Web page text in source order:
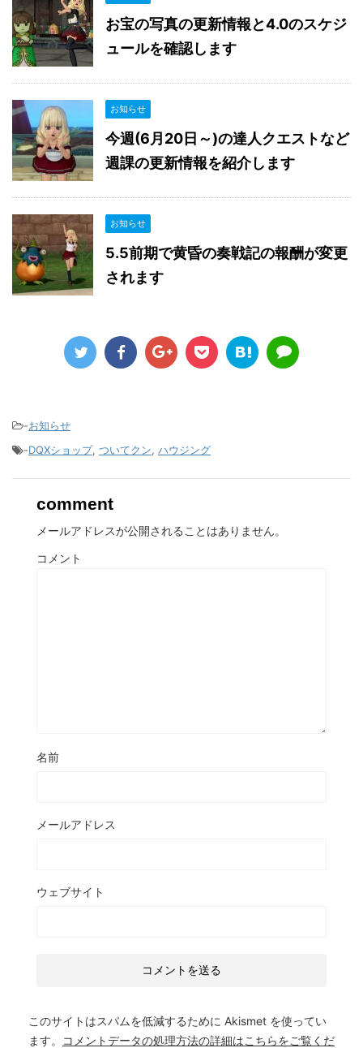
お宝の写真の更新情報と4.0のスケジ
ュールを確認します
お知らせ
今週(6月20日～)の達人クエストなど
週課の更新情報を紹介します
お知らせ
5.5前期で黄昏の奏戦記の報酬が変更
されます
-お知らせ
-DQXショップ, ついてクン, ハウジング
comment
メールアドレスが公開されることはありません。
コメント
名前
メールアドレス
ウェブサイト
このサイトはスパムを低減するために Akismet を使ってい
ます。
コメントデータの処理方法の詳細はこちらをご覧くだ